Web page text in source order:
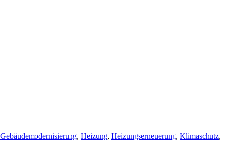
Gebäudemodernisierung, Heizung, Heizungserneuerung, Klimaschutz,